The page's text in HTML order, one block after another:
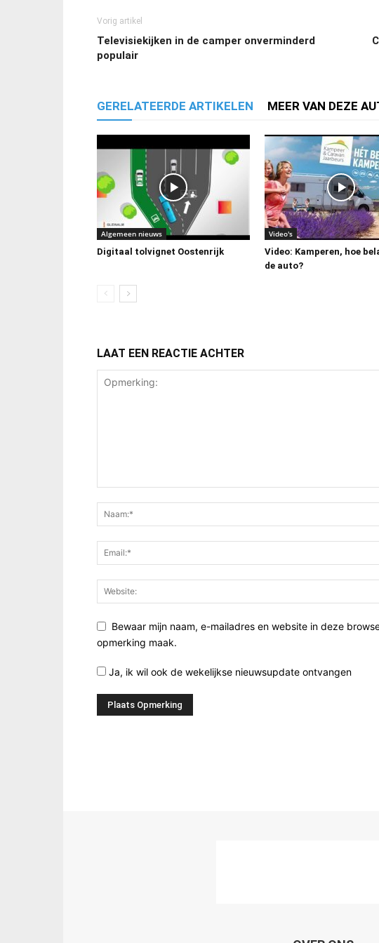
Vorig artikel
Televisiekijken in de camper onverminderd
populair
GERELATEERDE ARTIKELEN MEER VAN DEZE
Algemeen nieuws
Digitaal tolvignet Oostenrijk
Video's
Video: Kamperen, hoe
de auto?
LAAT EEN REACTIE ACHTER
Bewaar mijn naam, e-mailadres en website in deze
opmerking maak.
Ja, ik wil ook de wekelijkse nieuwsupdate ontvangen